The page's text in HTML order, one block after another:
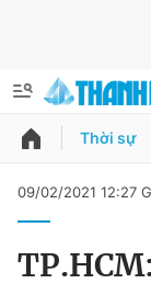
QUẢNG CÁO
Đổi mật khẩu
Thời sự
09/02/2021 12:27